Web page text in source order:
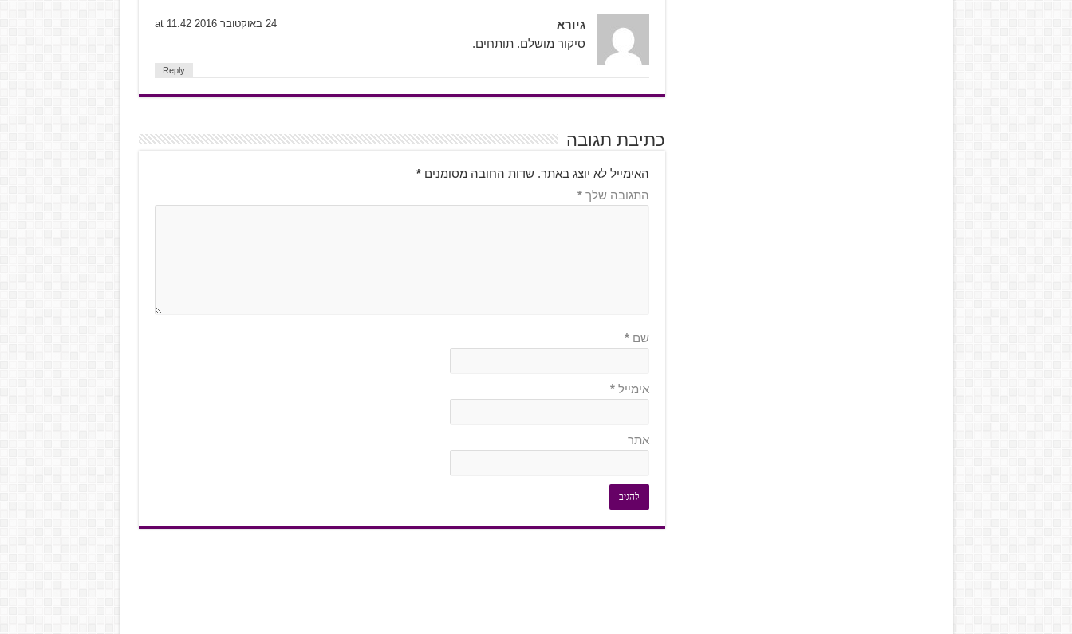
גיורא 24 באוקטובר 2016 at 11:42
סיקור מושלם. תותחים.
Reply
כתיבת תגובה
האימייל לא יוצג באתר. שדות החובה מסומנים*
התגובה שלך*
שם*
אימייל*
אתר